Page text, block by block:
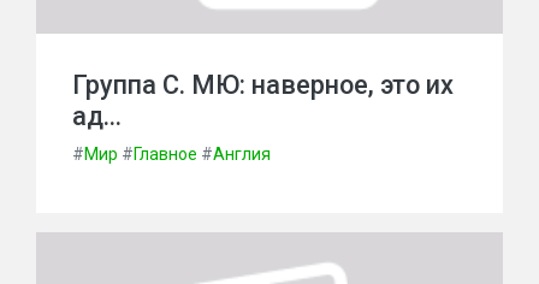
Группа С. МЮ: наверное, это их
ад…
#Мир #Главное #Англия